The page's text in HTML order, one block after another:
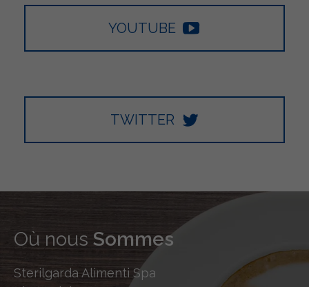
YOUTUBE
TWITTER
Où nous Sommes
Sterilgarda Alimenti Spa